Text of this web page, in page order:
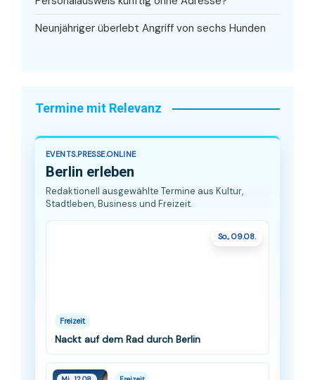
Neunjähriger überlebt Angriff von sechs Hunden
Termine mit Relevanz
EVENTS.PRESSE.ONLINE
Berlin erleben
Redaktionell ausgewählte Termine aus Kultur,
Stadtleben, Business und Freizeit.
So., 09.08.
Freizeit
Nackt auf dem Rad durch Berlin